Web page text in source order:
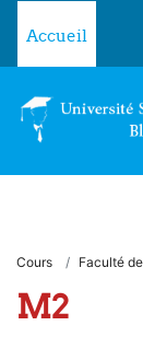
Accueil
Cours Faculté
M2